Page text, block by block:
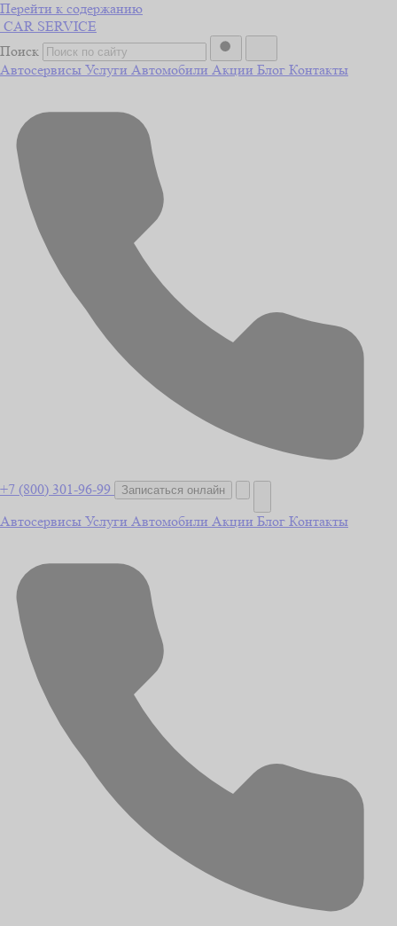
Перейти к содержанию
CAR SERVICE
Поиск
Автосервисы Услуги Автомобили Акции Блог Контакты
+7 (800) 301-96-99 Записаться онлайн
Автосервисы Услуги Автомобили Акции Блог Контакты